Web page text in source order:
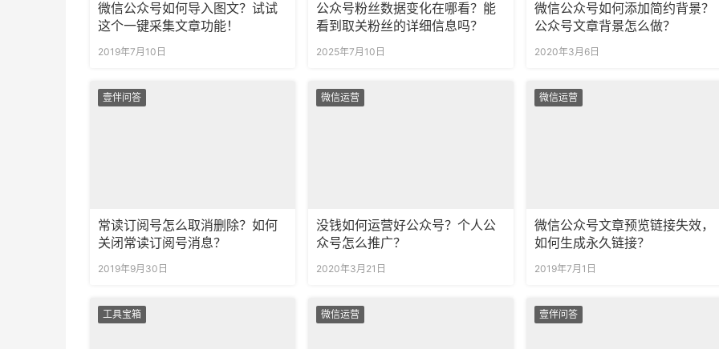
微信公众号如何导入图文？试试
这个一键采集文章功能！
2019年7月10日
公众号粉丝数据变化在哪看？能
看到取关粉丝的详细信息吗？
2025年7月10日
微信公众号如何添加简约背景？
公众号文章背景怎么做？
2020年3月6日
壹伴问答
常读订阅号怎么取消删除？如何
关闭常读订阅号消息？
2019年9月30日
微信运营
没钱如何运营好公众号？个人公
众号怎么推广？
2020年3月21日
微信运营
微信公众号文章预览链接失效，
如何生成永久链接？
2019年7月1日
工具宝箱 微信运营 壹伴问答